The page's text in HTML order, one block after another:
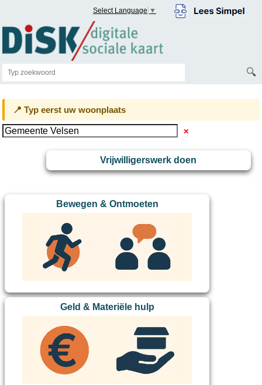
Select Language ▼
🔍
📍 Typ eerst uw woonplaats
✕
Vrijwilligerswerk doen
Bewegen & Ontmoeten
Geld & Materiële hulp